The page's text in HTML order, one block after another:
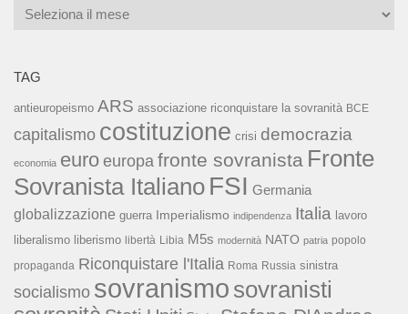
Archivi
TAG
antieuropeismo ARS associazione riconquistare la sovranità BCE
capitalismo costituzione crisi democrazia
economia euro europa fronte sovranista Fronte
Sovranista Italiano FSI Germania
globalizzazione guerra Imperialismo indipendenza Italia lavoro
liberalismo liberismo libertà Libia M5s modernità NATO patria popolo
propaganda Riconquistare l'Italia Roma Russia sinistra
socialismo sovranismo sovranisti